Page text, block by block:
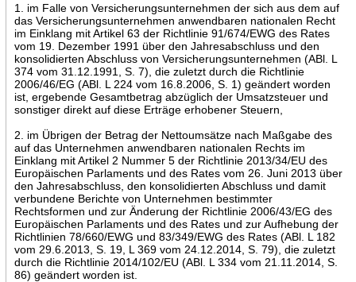
1. im Falle von Versicherungsunternehmen der sich aus dem auf
das Versicherungsunternehmen anwendbaren nationalen Recht
im Einklang mit Artikel 63 der Richtlinie 91/674/EWG des Rates
vom 19. Dezember 1991 über den Jahresabschluss und den
konsolidierten Abschluss von Versicherungsunternehmen (ABl. L
374 vom 31.12.1991, S. 7), die zuletzt durch die Richtlinie
2006/46/EG (ABl. L 224 vom 16.8.2006, S. 1) geändert worden
ist, ergebende Gesamtbetrag abzüglich der Umsatzsteuer und
sonstiger direkt auf diese Erträge erhobener Steuern,
2. im Übrigen der Betrag der Nettoumsätze nach Maßgabe des
auf das Unternehmen anwendbaren nationalen Rechts im
Einklang mit Artikel 2 Nummer 5 der Richtlinie 2013/34/EU des
Europäischen Parlaments und des Rates vom 26. Juni 2013 über
den Jahresabschluss, den konsolidierten Abschluss und damit
verbundene Berichte von Unternehmen bestimmter
Rechtsformen und zur Änderung der Richtlinie 2006/43/EG des
Europäischen Parlaments und des Rates und zur Aufhebung der
Richtlinien 78/660/EWG und 83/349/EWG des Rates (ABl. L 182
vom 29.6.2013, S. 19, L 369 vom 24.12.2014, S. 79), die zuletzt
durch die Richtlinie 2014/102/EU (ABl. L 334 vom 21.11.2014, S.
86) geändert worden ist.